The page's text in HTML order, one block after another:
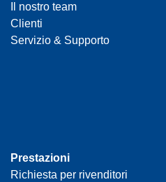
Il nostro team
Clienti
Servizio & Supporto
Prestazioni
Richiesta per rivenditori